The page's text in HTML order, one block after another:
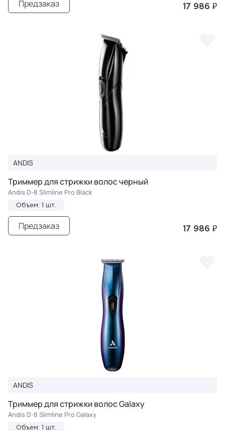
17 986 ₽
Предзаказ
ANDIS
Триммер для стрижки волос черный
Andis D-8 Slimline Pro Black
Объем: 1 шт.
17 986 ₽
Предзаказ
ANDIS
Триммер для стрижки волос Galaxy
Andis D-8 Slimline Pro Galaxy
Объем: 1 шт.